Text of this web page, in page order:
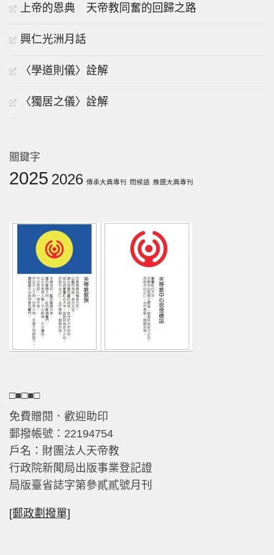
上帝的恩典 天帝教同奮的回歸之路
興仁光洲月話
〈學道則儀〉詮解
〈獨居之儀〉詮解
關鍵字
2025 2026 傳承大典專刊 問候語 推選大典專刊
□■□■□
免費贈閱．歡迎助印
郵撥帳號：22194754
戶名：財團法人天帝教
行政院新聞局出版事業登記證
局版臺省誌字第參貳貳號月刊
[郵政劃撥單]